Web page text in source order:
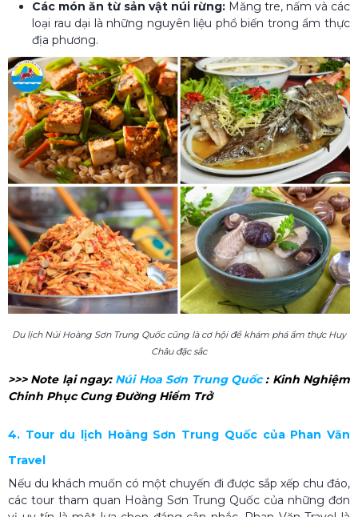
Các món ăn từ sản vật núi rừng: Măng tre, nấm và các
loại rau dại là những nguyên liệu phổ biến trong ẩm thực
địa phương.
Du lịch Núi Hoàng Sơn Trung Quốc cũng là cơ hội để khám phá ẩm thực Huy
Châu đặc sắc
>>> Note lại ngay: Núi Hoa Sơn Trung Quốc​: Kinh Nghiệm
Chinh Phục Cung Đường Hiểm Trở
4. Tour du lịch Hoàng Sơn Trung Quốc của Phan Văn
Travel
Nếu du khách muốn có một chuyến đi được sắp xếp chu đáo,
các tour tham quan Hoàng Sơn Trung Quốc của những đơn